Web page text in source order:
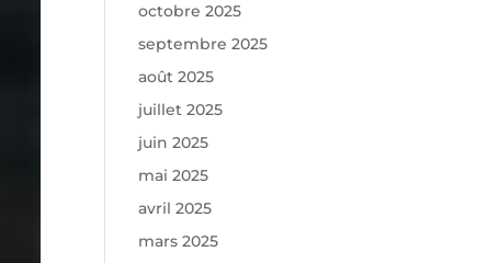
octobre 2025
septembre 2025
août 2025
juillet 2025
juin 2025
mai 2025
avril 2025
mars 2025